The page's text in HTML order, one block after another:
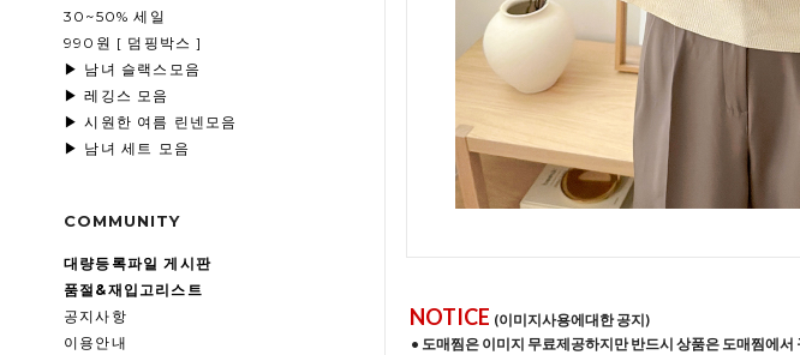
30~50% 세일
990원 [ 덤핑박스 ]
▶ 남녀 슬랙스모음
▶ 레깅스 모음
▶ 시원한 여름 린넨모음
▶ 남녀 세트 모음
COMMUNITY
대량등록파일 게시판
품절&재입고리스트
공지사항
이용안내
NOTICE (이미지사용에대한 공지)
• 도매찜은 이미지 무료제공하지만 반드시 상품은 도매찜에